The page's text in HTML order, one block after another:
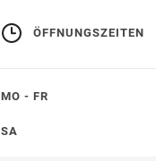
ÖFFNUNGSZEITEN
MO - FR
SA